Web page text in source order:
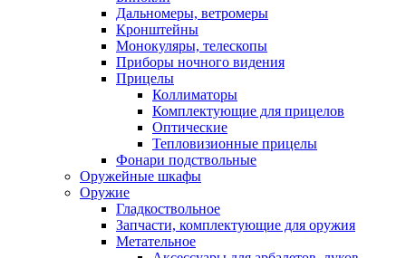
Дальномеры, ветромеры
Кронштейны
Монокуляры, телескопы
Приборы ночного видения
Прицелы
Коллиматоры
Комплектующие для прицелов
Оптические
Тепловизионные прицелы
Фонари подствольные
Оружейные шкафы
Оружие
Гладкоствольное
Запчасти, комплектующие для оружия
Метательное